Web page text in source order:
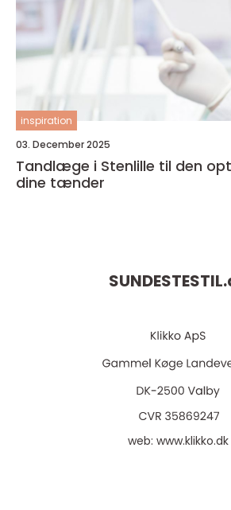
inspiration
03. December 2025
Tandlæge i Stenlille til den
dine tænder
SUNDESTESTIL.
web: www.klikko.dk